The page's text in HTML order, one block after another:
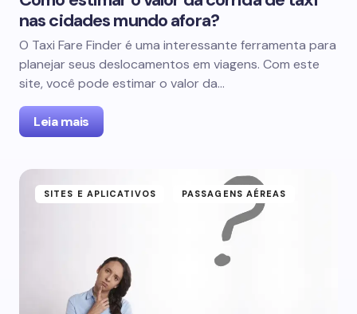
nas cidades mundo afora?
O Taxi Fare Finder é uma interessante ferramenta para
planejar seus deslocamentos em viagens. Com este
site, você pode estimar o valor da…
Leia mais
SITES E APLICATIVOS PASSAGENS AÉREAS